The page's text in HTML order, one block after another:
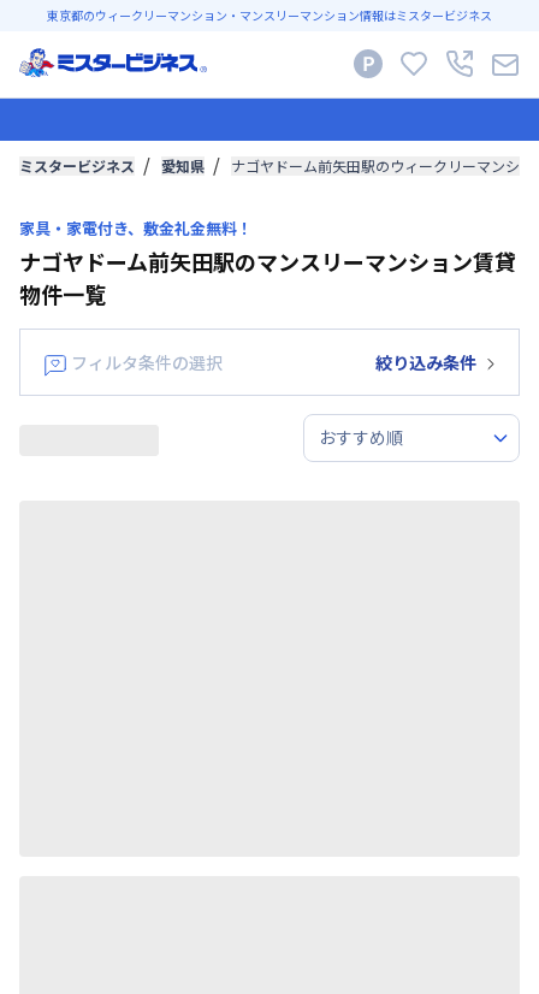
東京都のウィークリーマンション・マンスリーマンション情報はミスタービジネス
ミスタービジネス 愛知県 ナゴヤドーム前矢田駅のウィークリーマンシ
家具・家電付き、敷金礼金無料！
ナゴヤドーム前矢田駅のマンスリーマンション賃貸
物件一覧
フィルタ条件の選択 絞り込み条件